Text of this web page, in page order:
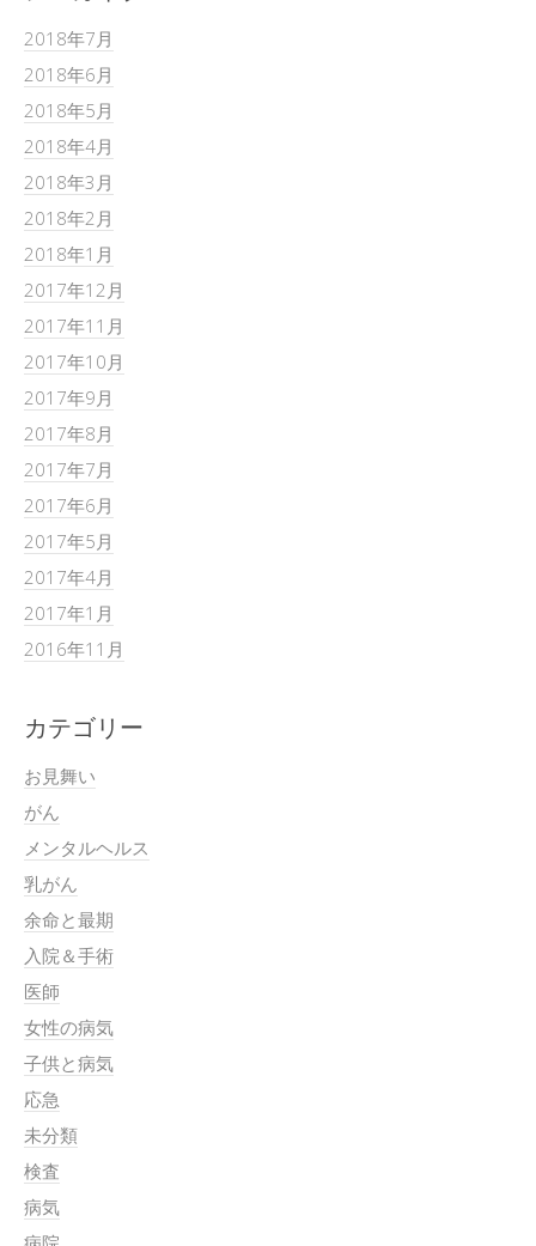
2018年7月
2018年6月
2018年5月
2018年4月
2018年3月
2018年2月
2018年1月
2017年12月
2017年11月
2017年10月
2017年9月
2017年8月
2017年7月
2017年6月
2017年5月
2017年4月
2017年1月
2016年11月
カテゴリー
お見舞い
がん
メンタルヘルス
乳がん
余命と最期
入院＆手術
医師
女性の病気
子供と病気
応急
未分類
検査
病気